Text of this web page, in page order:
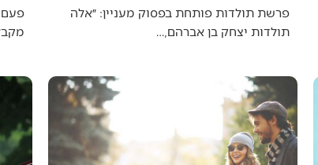
פרשת תולדות פותחת בפסוק מעניין: ״אלה
תולדות יצחק בן אברהם,…
פעם